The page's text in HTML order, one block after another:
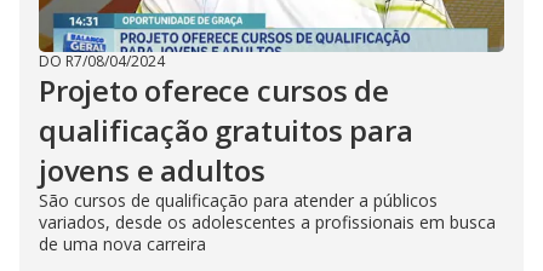
DO R7/08/04/2024
Projeto oferece cursos de
qualificação gratuitos para
jovens e adultos
São cursos de qualificação para atender a públicos
variados, desde os adolescentes a profissionais em busca
de uma nova carreira